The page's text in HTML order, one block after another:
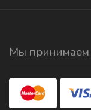
Мы принимаем